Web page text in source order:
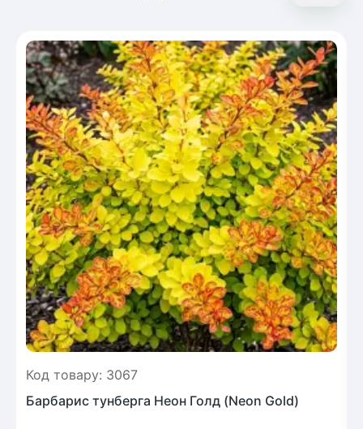
Код товару: 3067
Барбарис тунберга Неон Голд (Neon Gold)